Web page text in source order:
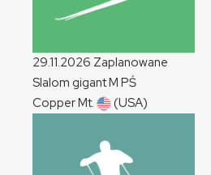
29.11.2026 Zaplanowane
Slalom gigantM PŚ
Copper Mt.
(USA)